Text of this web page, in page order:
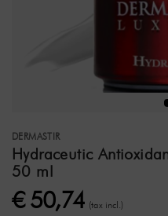
DERMASTIR
Hydraceutic
50 ml
€ 50,74 (tax incl.)